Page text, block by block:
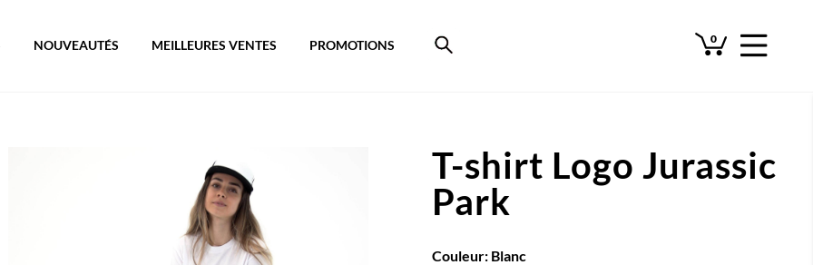
0
NOUVEAUTÉS MEILLEURES VENTES PROMOTIONS
T-shirt Logo Jurassic
Park
Couleur: Blanc